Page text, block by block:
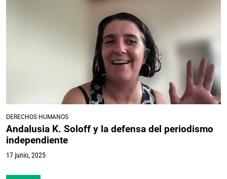
DERECHOS HUMANOS
Andalusia K. Soloff y la defensa del periodismo
independiente
17 junio, 2025